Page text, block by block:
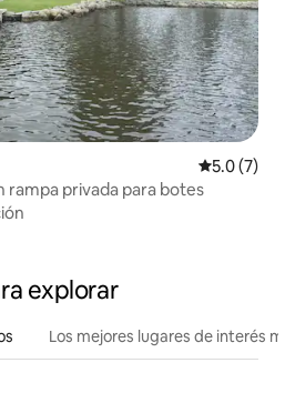
5.0 (7)
rampa privada para botes
explorar
Los mejores lugares de interés